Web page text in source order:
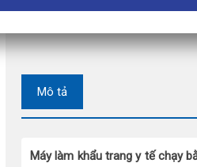
Mô tả
Máy làm khẩu trang y tế chạy